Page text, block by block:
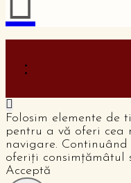
Folosim elemente de
pentru a vă oferi cea
navigare.
oferiți consimțămâtul
Acceptă